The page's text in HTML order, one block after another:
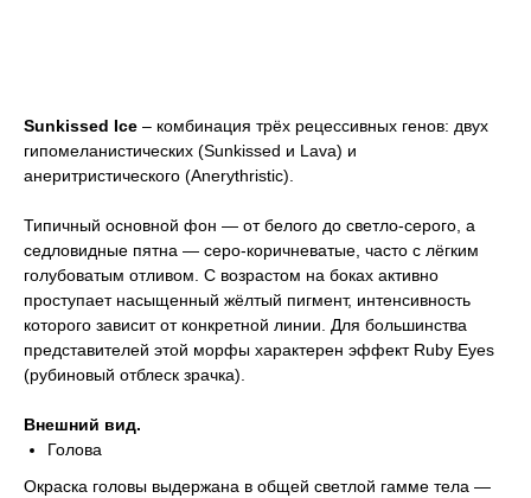
Sunkissed Ice – комбинация трёх рецессивных генов: двух
гипомеланистических (Sunkissed и Lava) и
анеритристического (Anerythristic).
Типичный основной фон — от белого до светло-серого, а
седловидные пятна — серо-коричневатые, часто с лёгким
голубоватым отливом. С возрастом на боках активно
проступает насыщенный жёлтый пигмент, интенсивность
которого зависит от конкретной линии. Для большинства
представителей этой морфы характерен эффект Ruby Eyes
(рубиновый отблеск зрачка).
Внешний вид.
Голова
Окраска головы выдержана в общей светлой гамме тела —